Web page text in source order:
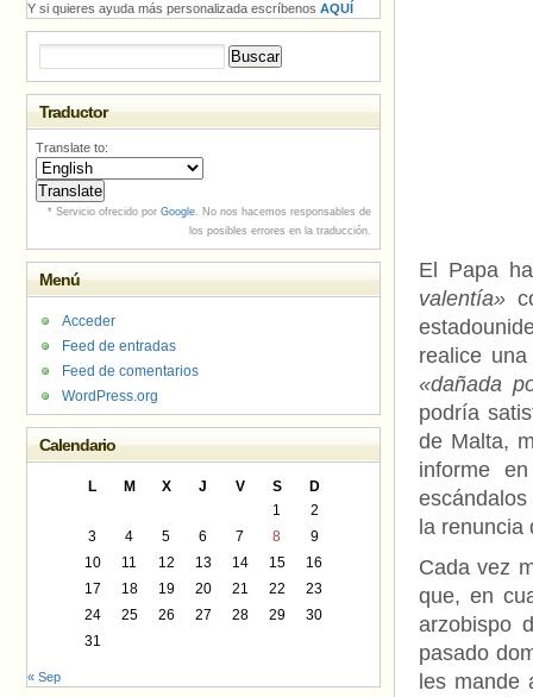
El Papa
valentía»
realice
«dañada
podría
de Malta,
informe
la
Cada vez
que, en
arzobispo
pasado
les
Y si quieres ayuda más personalizada escríbenos AQUÍ
Traductor
Translate to:
* Servicio ofrecido por Google. No nos hacemos responsables de
los posibles errores en la traducción.
Menú
Acceder
Feed de entradas
Feed de comentarios
WordPress.org
Calendario
L M X J V S
D
1
2
3
4 5 6 7 8
9
10
11 12 13 14 15
16
17
18 19 20 21 22
23
24
25 26 27 28 29
30
31
« Sep